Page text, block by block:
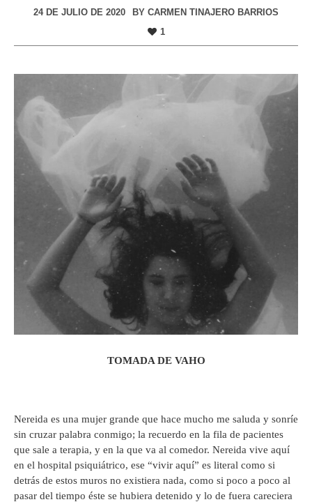
24 DE JULIO DE 2020 BY CARMEN TINAJERO BARRIOS
1
TOMADA DE VAHO
Nereida es una mujer grande que hace mucho me saluda y sonríe
sin cruzar palabra conmigo; la recuerdo en la fila de pacientes
que sale a terapia, y en la que va al comedor. Nereida vive aquí
en el hospital psiquiátrico, ese “vivir aquí” es literal como si
detrás de estos muros no existiera nada, como si poco a poco al
pasar del tiempo éste se hubiera detenido y lo de fuera careciera